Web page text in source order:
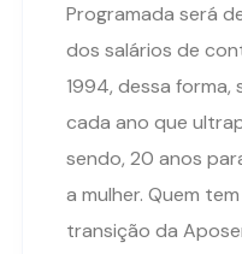
Programada será
dos salários de
1994, dessa forma,
cada ano que
sendo, 20 anos
a mulher. Quem
transição da